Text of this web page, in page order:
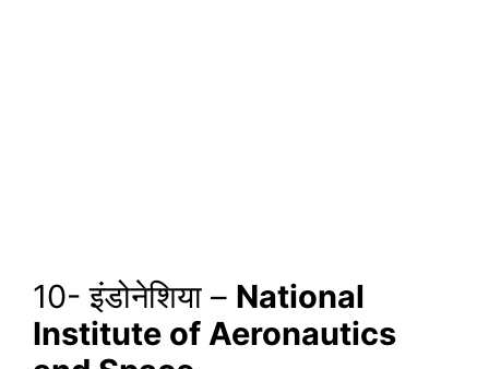
10- इंडोनेशिया – National
Institute of Aeronautics